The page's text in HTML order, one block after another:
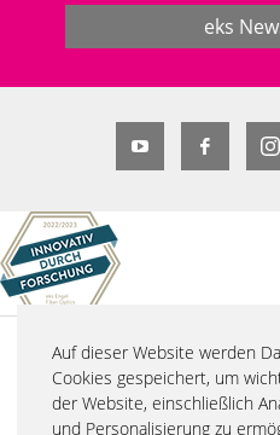
Auf dieser Website werden
Cookies gespeichert, um
der Website, einschließlich
und Personalisierung zu
eks
© 2026 eks Engel
57482